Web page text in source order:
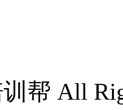
帮 All